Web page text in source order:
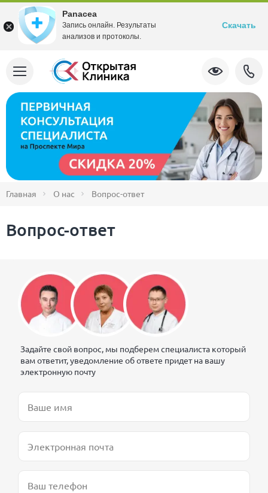
Главная О нас Вопрос-ответ
Вопрос-ответ
Задайте свой вопрос, мы подберем специалиста который
вам ответит, уведомление об ответе придет на вашу
электронную почту
Panacea
Запись онлайн. Результаты
анализов и протоколы.
Скачать